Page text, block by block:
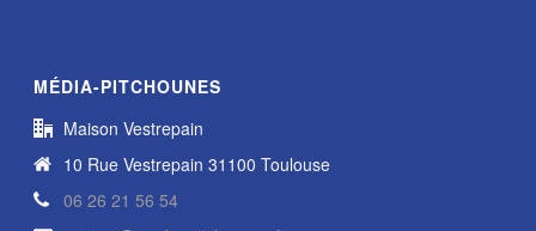
MÉDIA-PITCHOUNES
Maison Vestrepain
10 Rue Vestrepain 31100 Toulouse
06 26 21 56 54